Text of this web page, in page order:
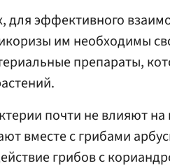
для эффективного
им необходимы
препараты,
почти не влияют
вместе с грибами
грибов с